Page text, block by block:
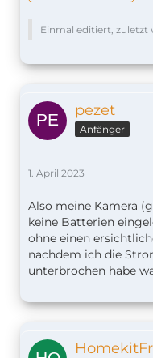
Einmal editiert, zuletzt
pezet
Anfänger
1. April 2023
Also meine Kamera
keine Batterien
ohne einen
nachdem ich die
unterbrochen habe